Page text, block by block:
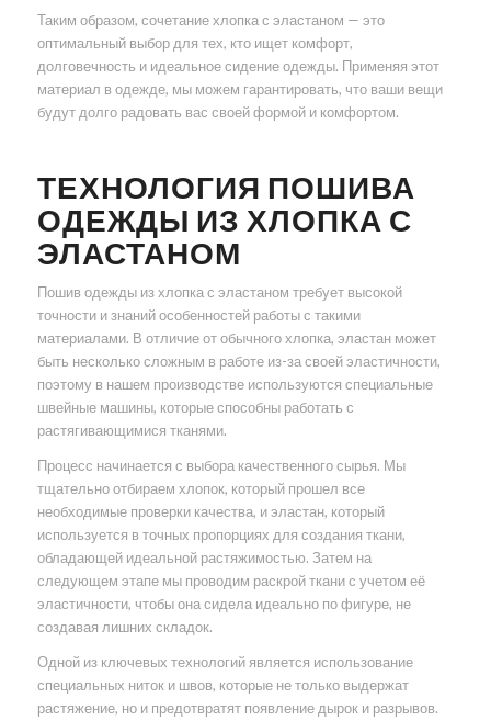
Таким образом, сочетание хлопка с эластаном — это
оптимальный выбор для тех, кто ищет комфорт,
долговечность и идеальное сидение одежды. Применяя этот
материал в одежде, мы можем гарантировать, что ваши вещи
будут долго радовать вас своей формой и комфортом.
ТЕХНОЛОГИЯ ПОШИВА
ОДЕЖДЫ ИЗ ХЛОПКА С
ЭЛАСТАНОМ
Пошив одежды из хлопка с эластаном требует высокой
точности и знаний особенностей работы с такими
материалами. В отличие от обычного хлопка, эластан может
быть несколько сложным в работе из-за своей эластичности,
поэтому в нашем производстве используются специальные
швейные машины, которые способны работать с
растягивающимися тканями.
Процесс начинается с выбора качественного сырья. Мы
тщательно отбираем хлопок, который прошел все
необходимые проверки качества, и эластан, который
используется в точных пропорциях для создания ткани,
обладающей идеальной растяжимостью. Затем на
следующем этапе мы проводим раскрой ткани с учетом её
эластичности, чтобы она сидела идеально по фигуре, не
создавая лишних складок.
Одной из ключевых технологий является использование
специальных ниток и швов, которые не только выдержат
растяжение, но и предотвратят появление дырок и разрывов.